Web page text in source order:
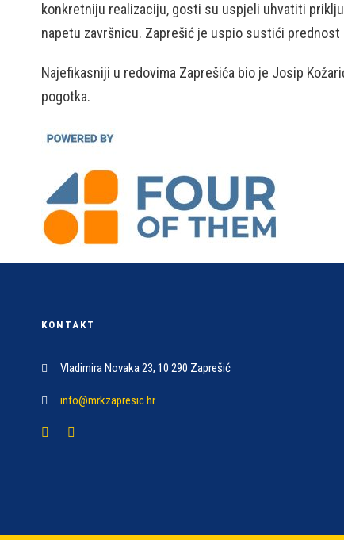
konkretniju realizaciju, gosti su uspjeli uhvatiti
napetu završnicu. Zaprešić je uspio sustići
Najefikasniji u redovima Zaprešića bio je Josip
pogotka.
KONTAKT
Vladimira Novaka 23, 10 290 Zaprešić
info@mrkzapresic.hr